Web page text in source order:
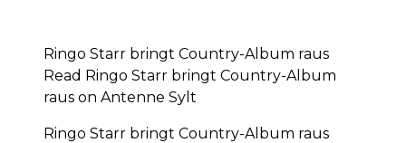
Ringo Starr bringt Country-Album raus
Read Ringo Starr bringt Country-Album
raus on Antenne Sylt
Ringo Starr bringt Country-Album raus